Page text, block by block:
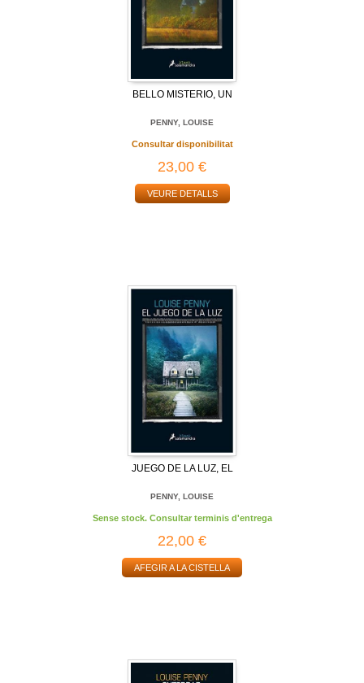
BELLO MISTERIO, UN
PENNY, LOUISE
Consultar disponibilitat
23,00 €
VEURE DETALLS
JUEGO DE LA LUZ, EL
PENNY, LOUISE
Sense stock. Consultar terminis d'entrega
22,00 €
AFEGIR A LA CISTELLA